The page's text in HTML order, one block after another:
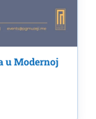
u Modernoj